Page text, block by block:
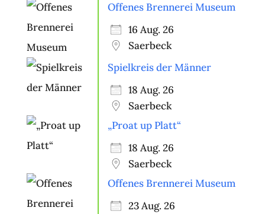
Offenes Brennerei Museum
16 Aug. 26
Saerbeck
Spielkreis der Männer
18 Aug. 26
Saerbeck
„Proat up Platt“
18 Aug. 26
Saerbeck
Offenes Brennerei Museum
23 Aug. 26